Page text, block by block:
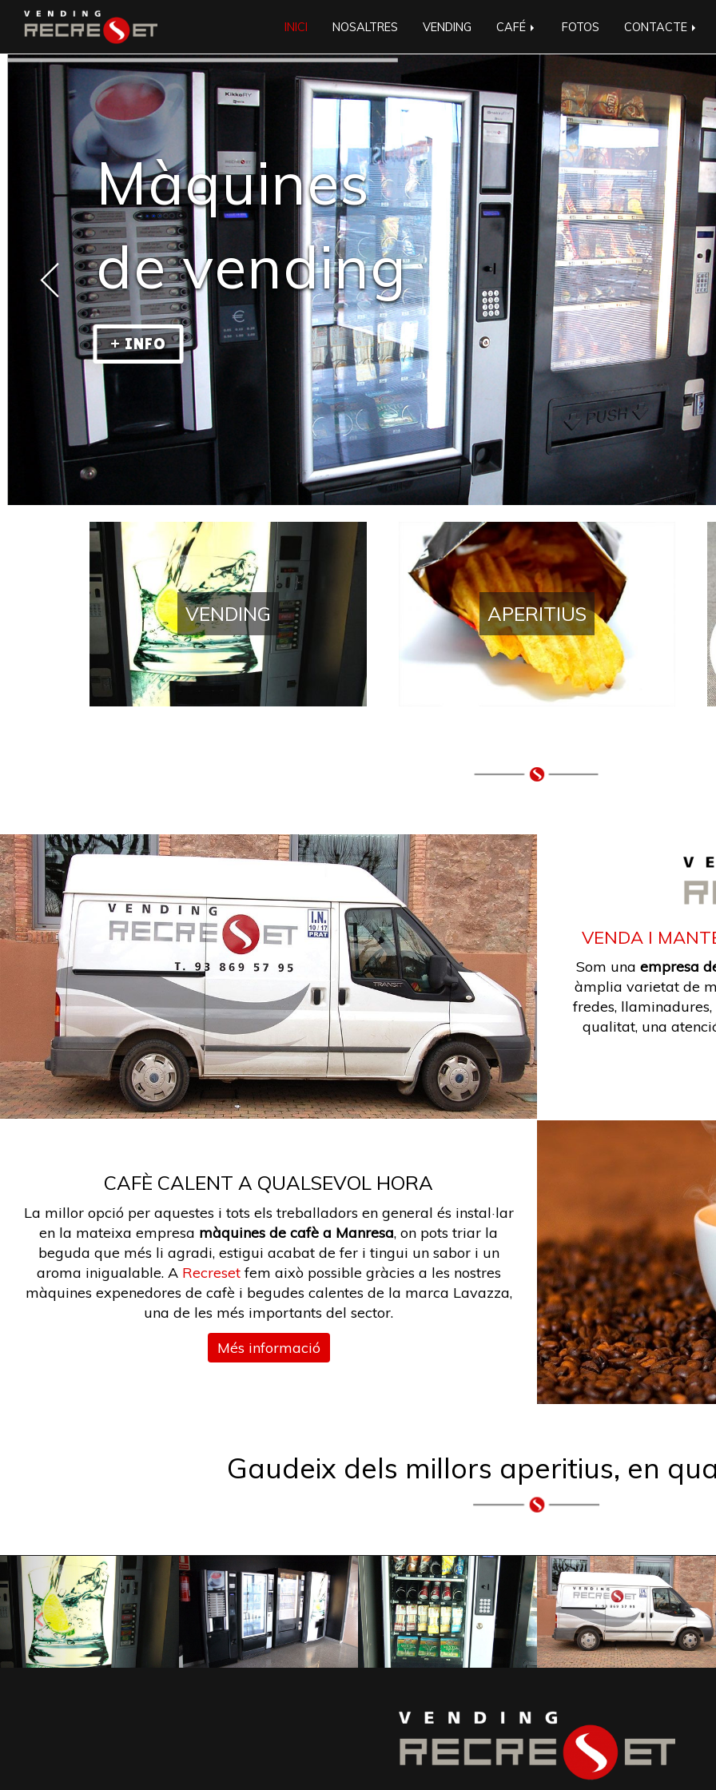
INICI NOSALTRES VENDING CAFÉ FOTOS CONTACTE
Màquines
de vending
+ INFO
Vending a Manresa
VENDING APERITIUS
VENDA I
Som una empresa
àmplia varietat de
fredes,
qualitat, una
CAFÈ CALENT A QUALSEVOL HORA
La millor opció per aquestes i tots els treballadors en general és instal·lar
en la mateixa empresa màquines de cafè a Manresa, on pots triar la
beguda que més li agradi, estigui acabat de fer i tingui un sabor i un
aroma inigualable. A Recresetfem això possible gràcies a les nostres
màquines expenedores de cafè i begudes calentes de la marca Lavazza,
una de les més importants del sector.
Més informació
Gaudeix dels millors aperitius, en
Anterior